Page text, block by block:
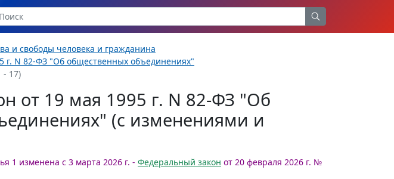
и свободы человека и гражданина
г. N 82-ФЗ "Об общественных объединениях"
- 17)
от 19 мая 1995 г. N 82-ФЗ "Об
(с изменениями и
1 изменена с 3 марта 2026 г. - Федеральный закон от 20 февраля 2026 г. №